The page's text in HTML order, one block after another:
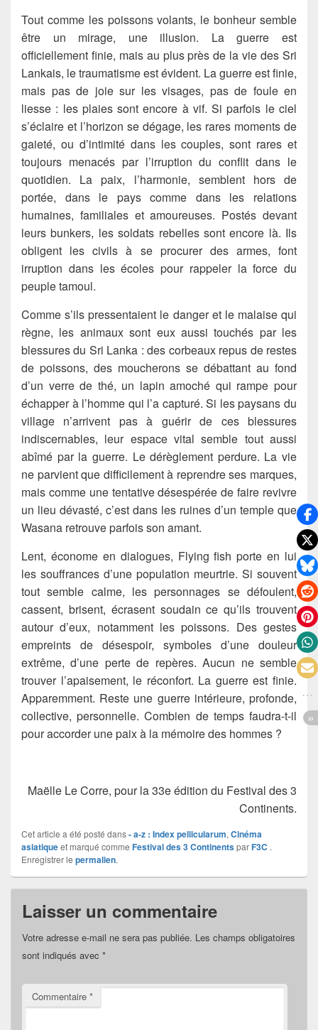
Tout comme les poissons volants, le bonheur semble
être un mirage, une illusion. La guerre est
officiellement finie, mais au plus près de la vie des Sri
Lankais, le traumatisme est évident. La guerre est finie,
mais pas de joie sur les visages, pas de foule en
liesse : les plaies sont encore à vif. Si parfois le ciel
s’éclaire et l’horizon se dégage, les rares moments de
gaieté, ou d’intimité dans les couples, sont rares et
toujours menacés par l’irruption du conflit dans le
quotidien. La paix, l’harmonie, semblent hors de
portée, dans le pays comme dans les relations
humaines, familiales et amoureuses. Postés devant
leurs bunkers, les soldats rebelles sont encore là. Ils
obligent les civils à se procurer des armes, font
irruption dans les écoles pour rappeler la force du
peuple tamoul.
Comme s’ils pressentaient le danger et le malaise qui
règne, les animaux sont eux aussi touchés par les
blessures du Sri Lanka : des corbeaux repus de restes
de poissons, des moucherons se débattant au fond
d’un verre de thé, un lapin amoché qui rampe pour
échapper à l’homme qui l’a capturé. Si les paysans du
village n’arrivent pas à guérir de ces blessures
indiscernables, leur espace vital semble tout aussi
abîmé par la guerre. Le dérèglement perdure. La vie
ne parvient que difficilement à reprendre ses marques,
mais comme une tentative désespérée de faire revivre
un lieu dévasté, c’est dans les ruines d’un temple que
Wasana retrouve parfois son amant.
Lent, économe en dialogues, Flying fish porte en lui
les souffrances d’une population meurtrie. Si souvent
tout semble calme, les personnages se défoulent,
cassent, brisent, écrasent soudain ce qu’ils trouvent
autour d’eux, notamment les poissons. Des gestes
empreints de désespoir, symboles d’une douleur
extrême, d’une perte de repères. Aucun ne semble
trouver l’apaisement, le réconfort. La guerre est finie.
Apparemment. Reste une guerre intérieure, profonde,
collective, personnelle. Combien de temps faudra-t-il
pour accorder une paix à la mémoire des hommes ?
Maëlle Le Corre, pour la 33e édition du Festival des 3
Continents.
Cet article a été posté dans- a-z : Index pellicularum, Cinéma
asiatiqueet marqué comme Festival des 3 ContinentsparF3C .
Enregistrer le permalien.
Laisser un commentaire
Votre adresse e-mail ne sera pas publiée. Les champs obligatoires
sont indiqués avec *
Commentaire *